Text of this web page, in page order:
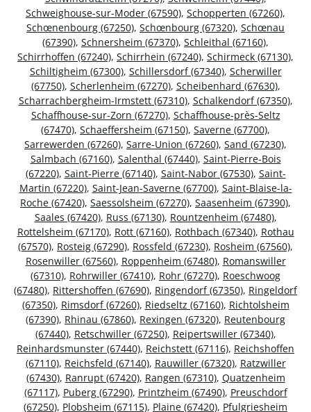
Schweighouse-sur-Moder (67590), Schopperten (67260),
Schœnenbourg (67250), Schœnbourg (67320), Schœnau
(67390), Schnersheim (67370), Schleithal (67160),
Schirrhoffen (67240), Schirrhein (67240), Schirmeck (67130),
Schiltigheim (67300), Schillersdorf (67340), Scherwiller
(67750), Scherlenheim (67270), Scheibenhard (67630),
Scharrachbergheim-Irmstett (67310), Schalkendorf (67350),
Schaffhouse-sur-Zorn (67270), Schaffhouse-près-Seltz
(67470), Schaeffersheim (67150), Saverne (67700),
Sarrewerden (67260), Sarre-Union (67260), Sand (67230),
Salmbach (67160), Salenthal (67440), Saint-Pierre-Bois
(67220), Saint-Pierre (67140), Saint-Nabor (67530), Saint-
Martin (67220), Saint-Jean-Saverne (67700), Saint-Blaise-la-
Roche (67420), Saessolsheim (67270), Saasenheim (67390),
Saales (67420), Russ (67130), Rountzenheim (67480),
Rottelsheim (67170), Rott (67160), Rothbach (67340), Rothau
(67570), Rosteig (67290), Rossfeld (67230), Rosheim (67560),
Rosenwiller (67560), Roppenheim (67480), Romanswiller
(67310), Rohrwiller (67410), Rohr (67270), Roeschwoog
(67480), Rittershoffen (67690), Ringendorf (67350), Ringeldorf
(67350), Rimsdorf (67260), Riedseltz (67160), Richtolsheim
(67390), Rhinau (67860), Rexingen (67320), Reutenbourg
(67440), Retschwiller (67250), Reipertswiller (67340),
Reinhardsmunster (67440), Reichstett (67116), Reichshoffen
(67110), Reichsfeld (67140), Rauwiller (67320), Ratzwiller
(67430), Ranrupt (67420), Rangen (67310), Quatzenheim
(67117), Puberg (67290), Printzheim (67490), Preuschdorf
(67250), Plobsheim (67115), Plaine (67420), Pfulgriesheim